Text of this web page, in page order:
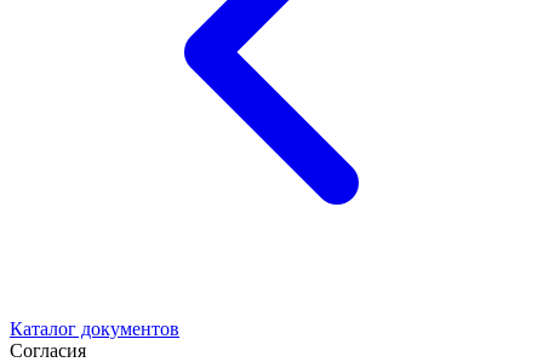
Каталог документов
Согласия